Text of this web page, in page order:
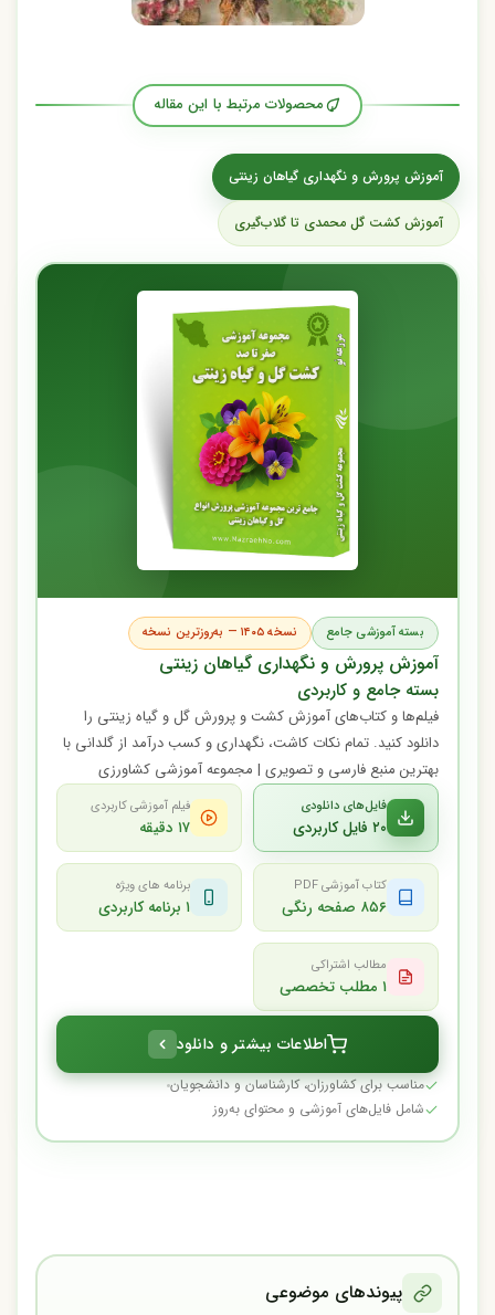
محصولات مرتبط با این مقاله
آموزش پرورش و نگهداری گیاهان زینتی
آموزش کشت گل محمدی تا گلاب‌گیری
بسته آموزشی جامع نسخه ۱۴۰۵ — به‌روزترین نسخه
آموزش پرورش و نگهداری گیاهان زینتی
بسته جامع و کاربردی
فیلم‌ها و کتاب‌های آموزش کشت و پرورش گل و گیاه زینتی را
دانلود کنید. تمام نکات کاشت، نگهداری و کسب درآمد از گلدانی با
بهترین منبع فارسی و تصویری | مجموعه آموزشی کشاورزی
فایل‌های دانلودی
۲۰ فایل کاربردی
فیلم آموزشی کاربردی
۱۷ دقیقه
کتاب آموزشی PDF
۸۵۶ صفحه رنگی
برنامه های ویژه
۱ برنامه کاربردی
مطالب اشتراکی
۱ مطلب تخصصی
اطلاعات بیشتر و دانلود
مناسب برای کشاورزان، کارشناسان و دانشجویان
شامل فایل‌های آموزشی و محتوای به‌روز
پیوندهای موضوعی